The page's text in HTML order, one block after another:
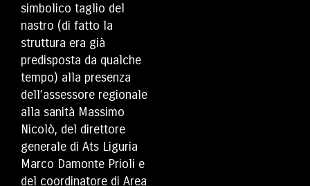
simbolico taglio del
nastro (di fatto la
struttura era già
predisposta da qualche
tempo) alla presenza
dell’assessore regionale
alla sanità Massimo
Nicolò, del direttore
generale di Ats Liguria
Marco Damonte Prioli e
del coordinatore di Area